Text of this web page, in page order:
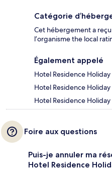
Catégorie
Cet hébergement a
l’organisme the local
Également appelé
Hotel Residence
Hotel Residence
Hotel Residence
Foire aux questions
Puis-je annuler ma
Hotel Residence